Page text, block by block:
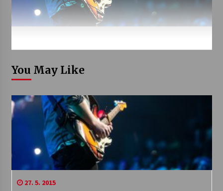
You May Like
27. 5. 2015